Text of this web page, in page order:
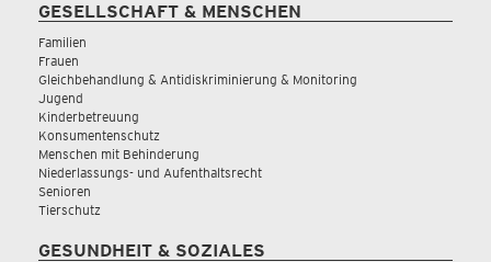
GESELLSCHAFT & MENSCHEN
Familien
Frauen
Gleichbehandlung & Antidiskriminierung & Monitoring
Jugend
Kinderbetreuung
Konsumentenschutz
Menschen mit Behinderung
Niederlassungs- und Aufenthaltsrecht
Senioren
Tierschutz
GESUNDHEIT & SOZIALES